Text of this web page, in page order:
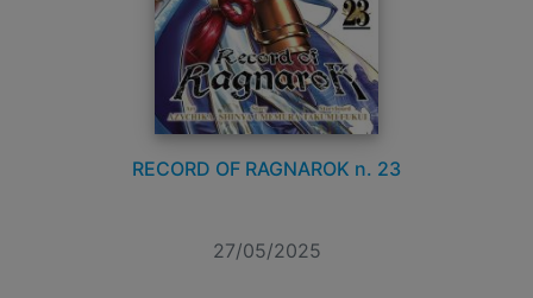
RECORD OF RAGNAROK n. 23
27/05/2025